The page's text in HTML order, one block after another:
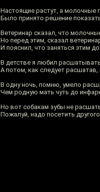
Настоящие растут, а молочные
Было принято решение
Ветеринар сказал, что
Но перед этим, сказал
И пояснил, что заняться этим
В детстве я любил
А потом, как следует
В одну ночь, помню, умело
Чем родную мать чуть до
Но вот собакам зубы не
Пожалуй, надо посетить